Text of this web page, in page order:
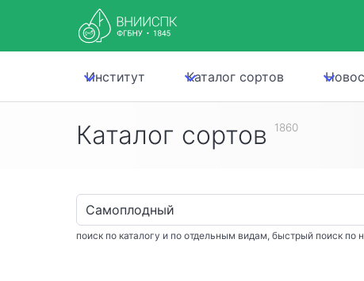
Институт Каталог сортов
Каталог сортов 1860
поиск по каталогу и по отдельным видам, быстрый поиск по